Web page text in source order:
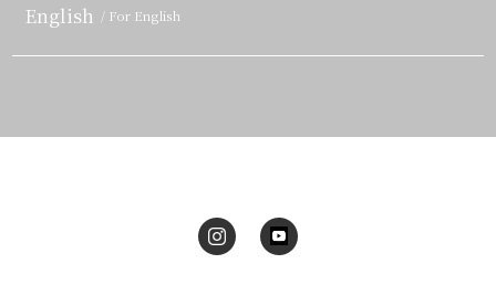
English / For English